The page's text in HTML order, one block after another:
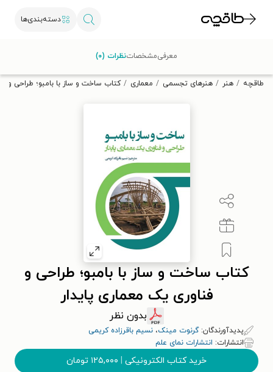
دسته‌بندی‌ها
تخفیف از طاقچه دریافت کن.
طاقچه هنر هنرهای تجسمی معماری کتاب ساخت و ساز با بامبو؛ طراحی و
کتاب ساخت و ساز با بامبو؛ طراحی و
فناوری یک معماری پایدار
بدون نظر
پدیدآورندگان:گرنوت مینک، نسیم باقرزاده کریمی
انتشارات: انتشارات نمای علم
خرید کتاب الکترونیکی | ۱۲۵,۰۰۰ تومان
معرفیمشخصاتنظرات (۰)